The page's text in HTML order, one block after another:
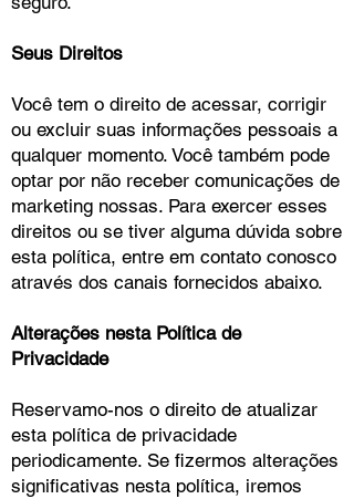
Seus Direitos
Você tem o direito de acessar, corrigir
ou excluir suas informações pessoais a
qualquer momento. Você também pode
optar por não receber comunicações de
marketing nossas. Para exercer esses
direitos ou se tiver alguma dúvida sobre
esta política, entre em contato conosco
através dos canais fornecidos abaixo.
Alterações nesta Política de
Privacidade
Reservamo-nos o direito de atualizar
esta política de privacidade
periodicamente. Se fizermos alterações
significativas nesta política, iremos